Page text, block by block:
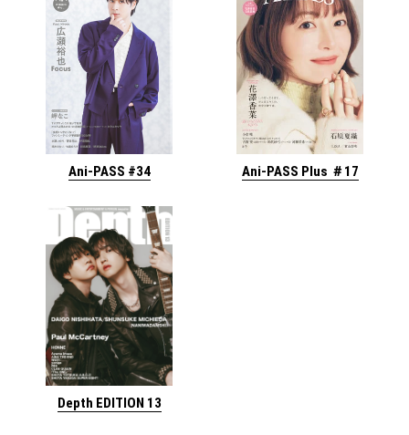
Ani-PASS #34 Ani-PASS Plus ＃17
Depth EDITION 13